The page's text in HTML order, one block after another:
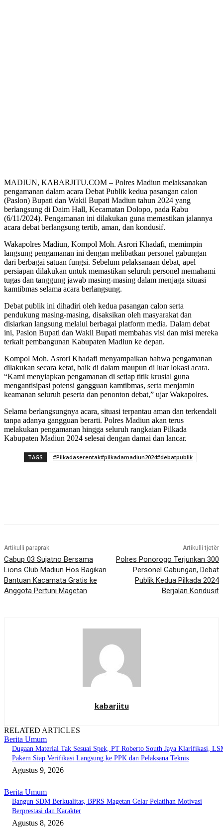
MADIUN, KABARJITU.COM – Polres Madiun melaksanakan
pengamanan dalam acara Debat Publik kedua pasangan calon
(Paslon) Bupati dan Wakil Bupati Madiun tahun 2024 yang
berlangsung di Daim Hall, Kecamatan Dolopo, pada Rabu
(6/11/2024). Pengamanan ini dilakukan guna memastikan jalannya
acara debat berlangsung tertib, aman, dan kondusif.
Wakapolres Madiun, Kompol Moh. Asrori Khadafi, memimpin
langsung pengamanan ini dengan melibatkan personel gabungan
dari berbagai satuan fungsi. Sebelum pelaksanaan debat, apel
persiapan dilakukan untuk memastikan seluruh personel memahami
tugas dan tanggung jawab masing-masing dalam menjaga situasi
kamtibmas selama acara berlangsung.
Debat publik ini dihadiri oleh kedua pasangan calon serta
pendukung masing-masing, disaksikan oleh masyarakat dan
disiarkan langsung melalui berbagai platform media. Dalam debat
ini, Paslon Bupati dan Wakil Bupati membahas visi dan misi mereka
terkait pembangunan Kabupaten Madiun ke depan.
Kompol Moh. Asrori Khadafi menyampaikan bahwa pengamanan
dilakukan secara ketat, baik di dalam maupun di luar lokasi acara.
“Kami menyiapkan pengamanan di setiap titik krusial guna
mengantisipasi potensi gangguan kamtibmas, serta menjamin
keamanan seluruh peserta dan penonton debat,” ujar Wakapolres.
Selama berlangsungnya acara, situasi terpantau aman dan terkendali
tanpa adanya gangguan berarti. Polres Madiun akan terus
melakukan pengamanan hingga seluruh rangkaian Pilkada
Kabupaten Madiun 2024 selesai dengan damai dan lancar.
TAGS #Pilkadaserentak#pilkadamadiun2024#debatpublik
Artikulli paraprak
Cabup 03 Sujatno Bersama
Lions Club Madiun Hos Bagikan
Bantuan Kacamata Gratis ke
Anggota Pertuni Magetan
Artikulli tjetër
Polres Ponorogo Terjunkan 300
Personel Gabungan, Debat
Publik Kedua Pilkada 2024
Berjalan Kondusif
kabarjitu
RELATED ARTICLES
Berita Umum
Dugaan Material Tak Sesuai Spek, PT Roberto South Jaya Klarifikasi,
Pakem Siap Verifikasi Langsung ke PPK dan Pelaksana Teknis
Agustus 9, 2026
Berita Umum
Bangun SDM Berkualitas, BPRS Magetan Gelar Pelatihan Motivasi
Berprestasi dan Karakter
Agustus 8, 2026